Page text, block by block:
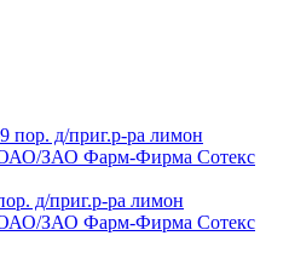
д/приг.р-ра лимон
ЗАО Фарм-Фирма Сотекс